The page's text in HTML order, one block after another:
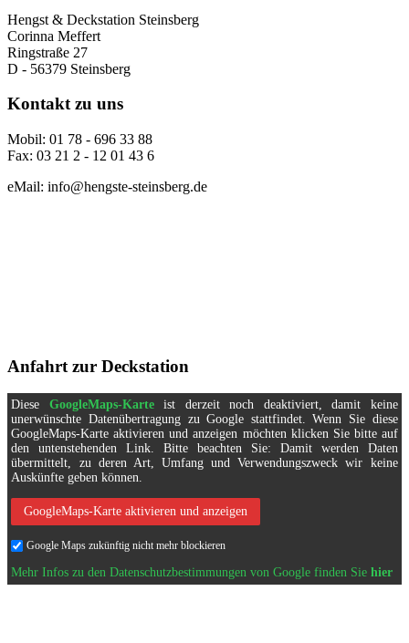
Hengst & Deckstation Steinsberg
Corinna Meffert
Ringstraße 27
D - 56379 Steinsberg
Kontakt zu uns
Mobil: 01 78 - 696 33 88
Fax: 03 21 2 - 12 01 43 6
eMail: info@hengste-steinsberg.de
Anfahrt zur Deckstation
Diese GoogleMaps-Karteist derzeit noch deaktiviert, damit keine
unerwünschte Datenübertragung zu Google stattfindet. Wenn Sie diese
GoogleMaps-Karte aktivieren und anzeigen möchten klicken Sie bitte auf
den untenstehenden Link. Bitte beachten Sie: Damit werden Daten
übermittelt, zu deren Art, Umfang und Verwendungszweck wir keine
Auskünfte geben können.
GoogleMaps-Karte aktivieren und anzeigen
Google Maps zukünftig nicht mehr blockieren
Mehr Infos zu den Datenschutzbestimmungen von Google finden Siehier